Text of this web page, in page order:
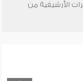
الأرشيفية من